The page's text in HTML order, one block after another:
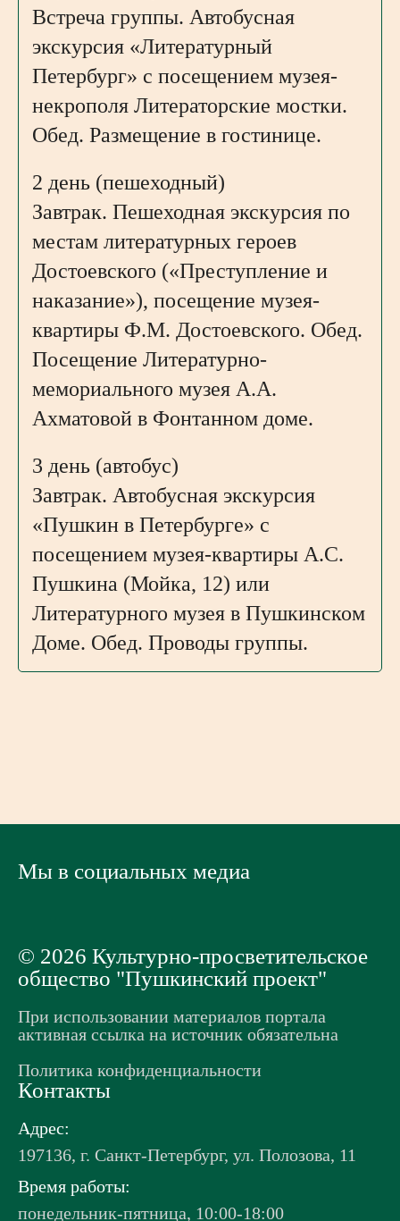
Встреча группы. Автобусная
экскурсия «Литературный
Петербург» с посещением музея-
некрополя Литераторские мостки.
Обед. Размещение в гостинице.
2 день (пешеходный)
Завтрак. Пешеходная экскурсия по
местам литературных героев
Достоевского («Преступление и
наказание»), посещение музея-
квартиры Ф.М. Достоевского. Обед.
Посещение Литературно-
мемориального музея А.А.
Ахматовой в Фонтанном доме.
3 день (автобус)
Завтрак. Автобусная экскурсия
«Пушкин в Петербурге» с
посещением музея-квартиры А.С.
Пушкина (Мойка, 12) или
Литературного музея в Пушкинском
Доме. Обед. Проводы группы.
Мы в социальных медиа
© 2026 Культурно-просветительское
общество "Пушкинский проект"
При использовании материалов портала
активная ссылка на источник обязательна
Политика конфиденциальности
Контакты
Адрес:
197136, г. Санкт-Петербург, ул. Полозова, 11
Время работы:
понедельник-пятница, 10:00-18:00